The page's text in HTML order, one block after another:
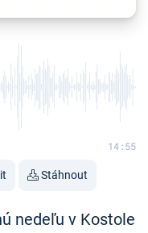
14:55
Stáhnout
nedeľu v Kostole